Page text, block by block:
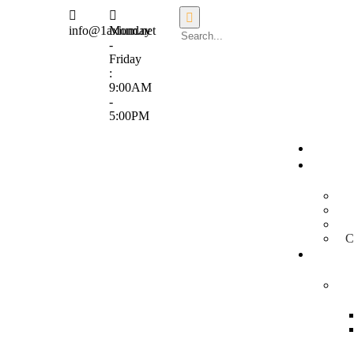
info@1axium.net
Monday
-
Friday
:
9:00AM
-
5:00PM